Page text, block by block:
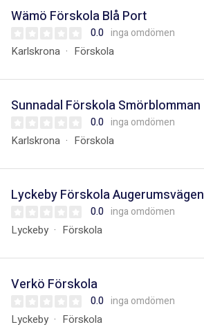
Wämö Förskola Blå Port
0.0 inga omdömen
Karlskrona Förskola
Sunnadal Förskola Smörblomman
0.0 inga omdömen
Karlskrona Förskola
Lyckeby Förskola Augerumsvägen
0.0 inga omdömen
Lyckeby Förskola
Verkö Förskola
0.0 inga omdömen
Lyckeby Förskola